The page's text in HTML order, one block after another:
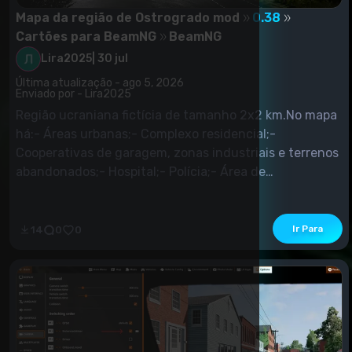
Mapa da região de Ostrogrado mod
0.38
Cartões para BeamNG
BeamNG
Lira2025 30 jul
Última atualização - ago 5, 2026
Enviado por - Lira2025
Região ucraniana fictícia de tamanho 2x2 km.No mapa
há:- Áreas urbanas;- Complexo residencial;-
Cooperativas de garagem, zonas industriais e terrenos
abandonados;- Hospital;- Polícia;- Área de
Jardas, parques de estacionamento, passeios;-
Florestas, reservatórios e zonas industriais;- Locais
para exibições, um...
Ir Para